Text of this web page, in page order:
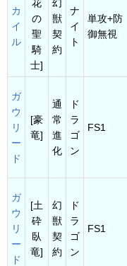
カ
イ
ル
花
の
聖
騎
士]
幻
獣
契
約
ナ
イ
ト
単攻+防
御無視
ガ
ウ
リ
ー
ド
[豪
竜]
通
常
進
化
ド
ラ
ゴ
ン
FS1
ガ
ウ
リ
ー
ド
[土
砕
臥
竜]
幻
獣
契
約
ド
ラ
ゴ
ン
FS1